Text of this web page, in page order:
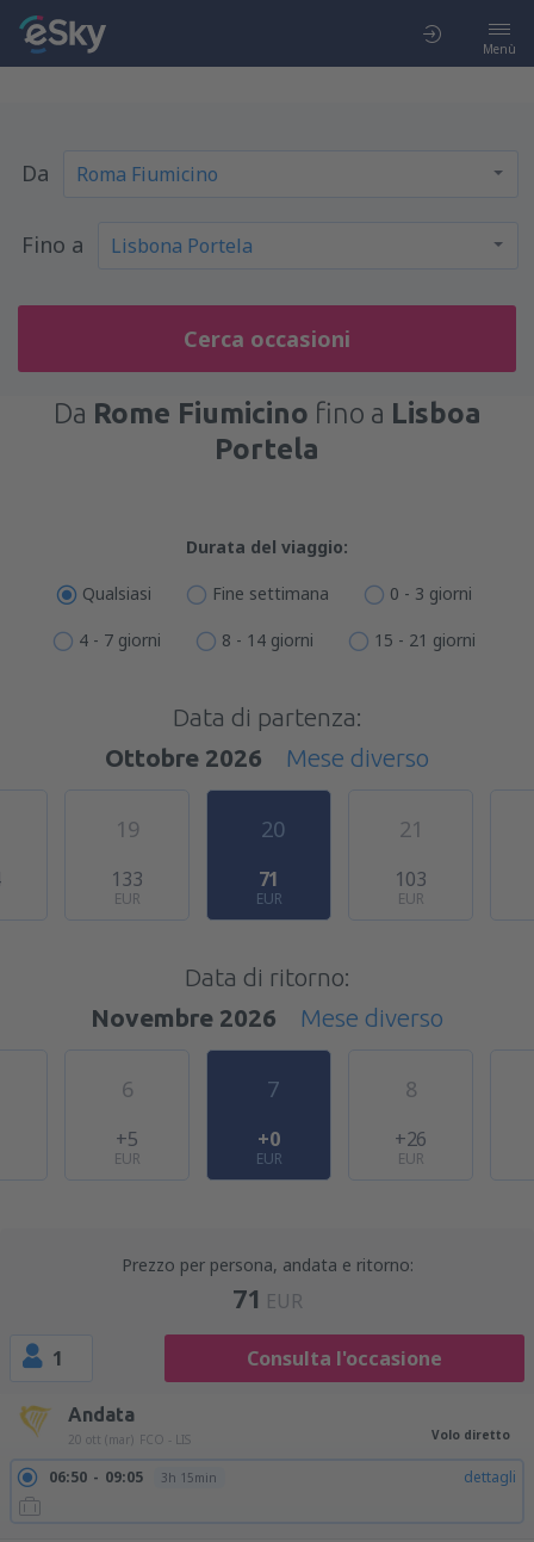
Menù
Da
Fino a
Cerca occasioni
Da Rome Fiumicino fino a Lisboa
Portela
Durata del viaggio:
Qualsiasi Fine settimana 0 - 3 giorni
4 - 7 giorni 8 - 14 giorni 15 - 21 giorni
Data di partenza:
Ottobre 2026
Mese diverso
19
133
EUR
20
71
EUR
21
103
EUR
Data di ritorno:
Novembre 2026
Mese diverso
6
+5
EUR
7
+0
EUR
8
+26
EUR
Prezzo per persona, andata e ritorno:
71 EUR
1 Consulta l'occasione
Andata
20 ott (mar) FCO - LIS Volo diretto
06:50 09:05 3h 15min dettagli